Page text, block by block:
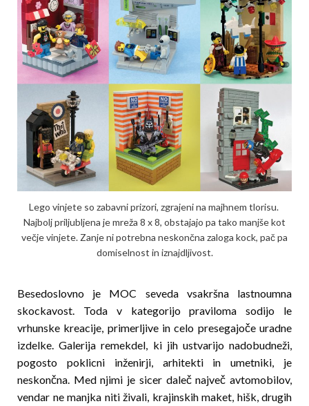
Lego vinjete so zabavni prizori, zgrajeni na majhnem tlorisu.
Najbolj priljubljena je mreža 8 x 8, obstajajo pa tako manjše kot
večje vinjete. Zanje ni potrebna neskončna zaloga kock, pač pa
domiselnost in iznajdljivost.
Besedoslovno je MOC seveda vsakršna lastnoumna
skockavost. Toda v kategorijo praviloma sodijo le
vrhunske kreacije, primerljive in celo presegajoče uradne
izdelke. Galerija remekdel, ki jih ustvarijo nadobudneži,
pogosto poklicni inženirji, arhitekti in umetniki, je
neskončna. Med njimi je sicer daleč največ avtomobilov,
vendar ne manjka niti živali, krajinskih maket, hišk, drugih